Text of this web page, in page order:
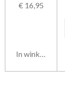
€ 16,95
In winkelwagen